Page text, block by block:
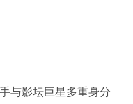
与影坛巨星多重身分